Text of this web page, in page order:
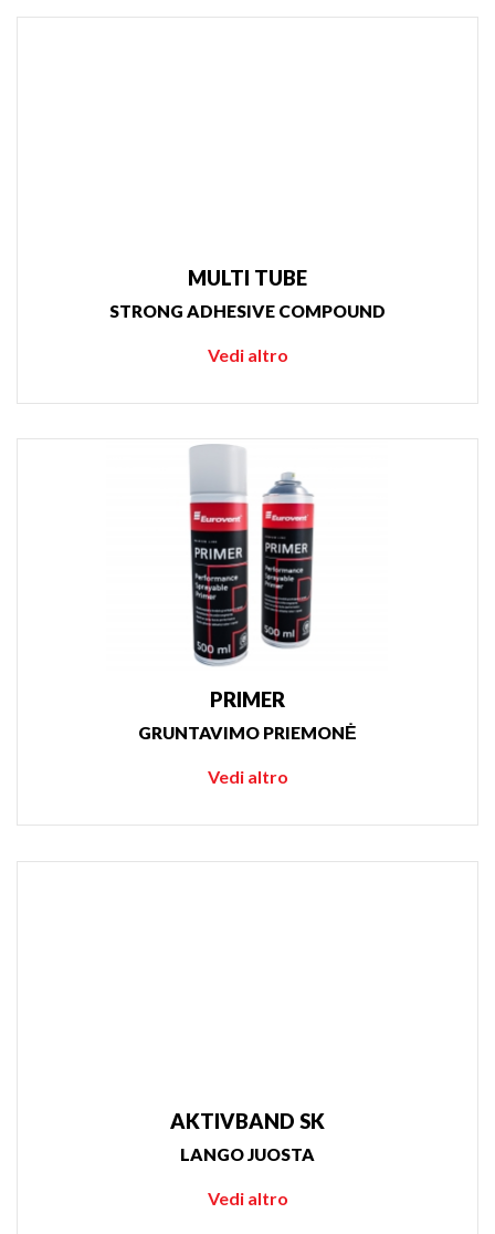
MULTI TUBE
STRONG ADHESIVE COMPOUND
Vedi altro
PRIMER
GRUNTAVIMO PRIEMONĖ
Vedi altro
AKTIVBAND SK
LANGO JUOSTA
Vedi altro